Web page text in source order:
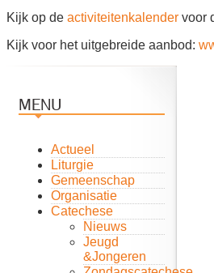
Kijk op de activiteitenkalender voor
Kijk voor het uitgebreide aanbod:
MENU
Actueel
Liturgie
Gemeenschap
Organisatie
Catechese
Nieuws
Jeugd
&Jongeren